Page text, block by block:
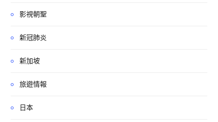
影視朝聖
新冠肺炎
新加坡
旅遊情報
日本